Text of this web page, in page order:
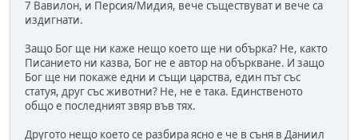
7 Вавилон, и Персия/Мидия, вече съществуват и вече са
издигнати.
Защо Бог ще ни каже нещо което ще ни обърка? Не, както
Писанието ни казва, Бог не е автор на объркване. И защо
Бог ще ни покаже едни и същи царства, един път със
статуя, друг със животни? Не, не е така. Единственото
общо е последният звяр във тях.
Другото нещо което се разбира ясно е че в съня в Даниил